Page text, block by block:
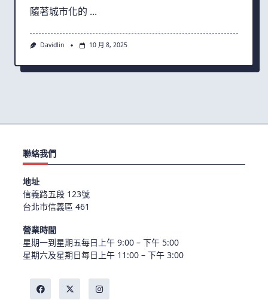
隨著城市化的 ...
Davidlin 10 月 8, 2025
聯絡我們
地址
信義路五段 123號
台北市信義區 461
營業時間
星期一到星期五每日上午 9:00 – 下午 5:00
星期六及星期日每日上午 11:00 – 下午 3:00